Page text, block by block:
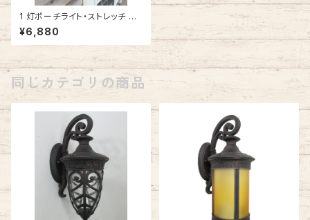
1 灯ポーチライト・ストレッチ GB
(ゴールドブラック・上向き) #IM
-0032WU-GB
¥6,880
同じカテゴリの商品